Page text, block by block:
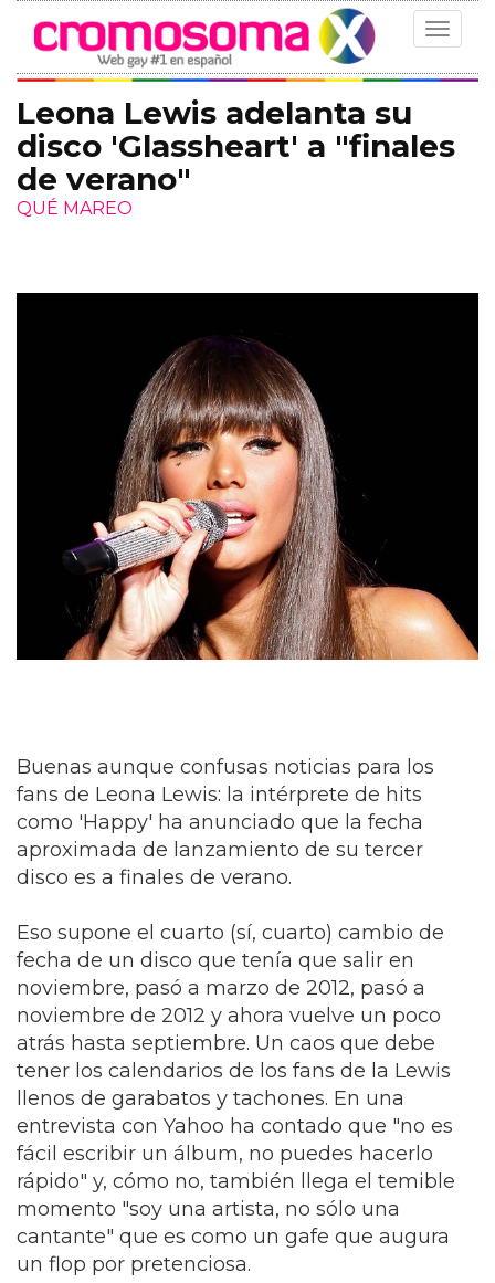
Toggle
Leona Lewis adelanta su
disco 'Glassheart' a "finales
de verano"
QUÉ MAREO
Buenas aunque confusas noticias para los
fans de Leona Lewis: la intérprete de hits
como 'Happy' ha anunciado que la fecha
aproximada de lanzamiento de su tercer
disco es a finales de verano.
Eso supone el cuarto (sí, cuarto) cambio de
fecha de un disco que tenía que salir en
noviembre, pasó a marzo de 2012, pasó a
noviembre de 2012 y ahora vuelve un poco
atrás hasta septiembre. Un caos que debe
tener los calendarios de los fans de la Lewis
llenos de garabatos y tachones. En una
entrevista con Yahoo ha contado que "no es
fácil escribir un álbum, no puedes hacerlo
rápido" y, cómo no, también llega el temible
momento "soy una artista, no sólo una
cantante" que es como un gafe que augura
un flop por pretenciosa.